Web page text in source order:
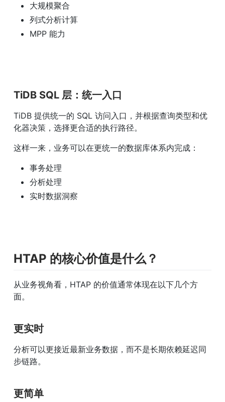
大规模聚合
列式分析计算
MPP 能力
TiDB SQL 层：统一入口
TiDB 提供统一的 SQL 访问入口，并根据查询类型和优
化器决策，选择更合适的执行路径。
这样一来，业务可以在更统一的数据库体系内完成：
事务处理
分析处理
实时数据洞察
HTAP 的核心价值是什么？
从业务视角看，HTAP 的价值通常体现在以下几个方
面。
更实时
分析可以更接近最新业务数据，而不是长期依赖延迟同
步链路。
更简单